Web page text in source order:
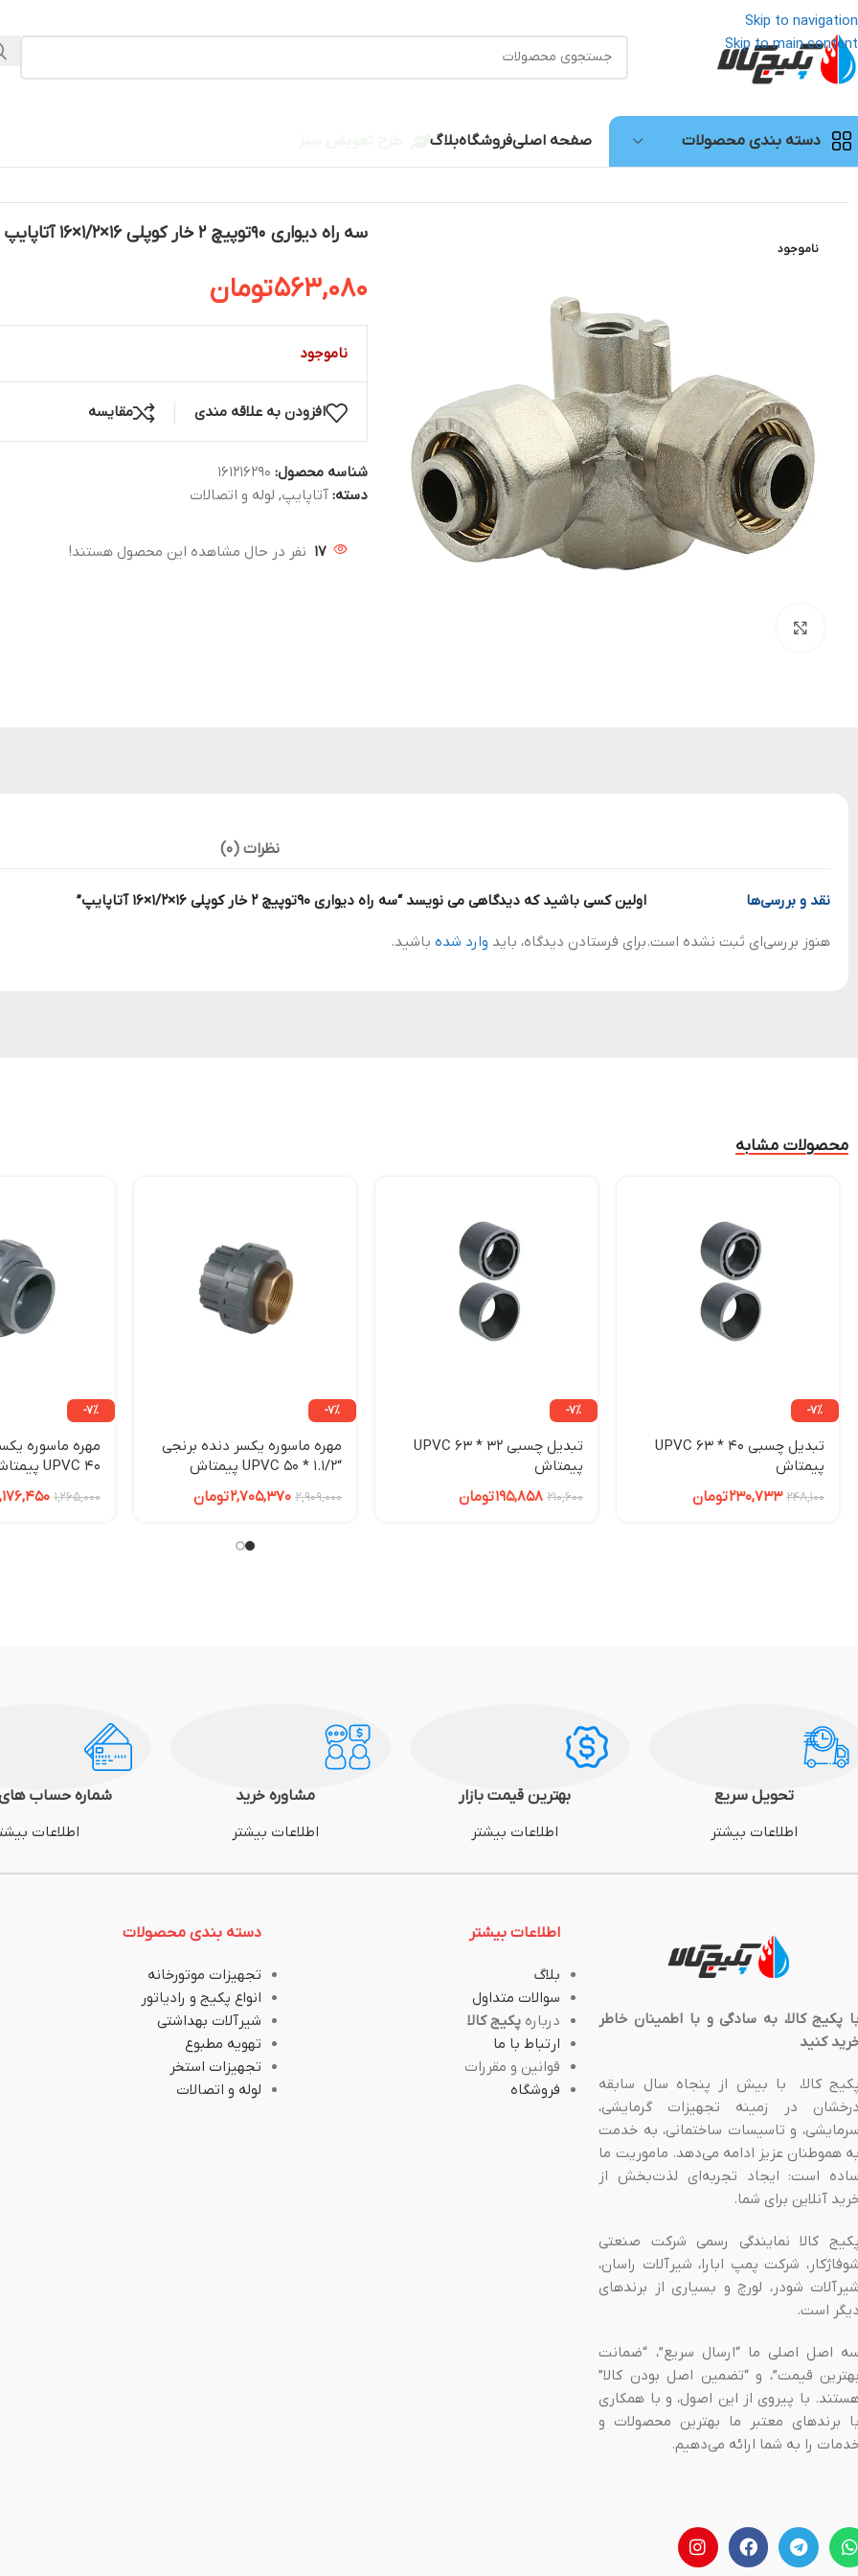
Skip to navigation
Skip to main content
دسته بندی محصولات صفحه اصلیفروشگاهبلاگ
ناموجود
سه راه دیواری 90توپیچ 2 خار کوپلی 16×1/2×16 آتاپایپ
563,080تومان
ناموجود
افزودن به علاقه مندی مقایسه
شناسه محصول: 161216290
دسته: آتاپایپ, لوله و اتصالات
17 نفر در حال مشاهده این محصول هستند!
نظرات (0)
نقد و بررسی‌ها
هنوز بررسی‌ای ثبت نشده است.
اولین کسی باشید که دیدگاهی می نویسد “سه راه دیواری 90توپیچ 2 خار کوپلی 16×1/2×16 آتاپایپ”
برای فرستادن دیدگاه، باید وارد شده باشید.
محصولات مشابه
-7%
تبدیل چسبی 40 * 63 UPVC
پیمتاش
248,100
230,733تومان
-7%
تبدیل چسبی 32 * 63 UPVC
پیمتاش
210,600
195,858تومان
-7%
مهره ماسوره یکسر دنده برنجی
“1.1/2 * 50 UPVC پیمتاش
2,909,000
2,705,370تومان
-7%
40 UPVC پیمتاش
1,265,000
تحویل سریع
اطلاعات بیشتر
بهترین قیمت بازار
اطلاعات بیشتر
مشاوره خرید
اطلاعات بیشتر
شماره حساب های
اطلاعات
پکیج کالا، به سادگی و با اطمینان خاطر
کنید
کالا، با بیش از پنجاه سال سابقه
در زمینه تجهیزات گرمایشی،
و تاسیسات ساختمانی، به خدمت
هموطنان عزیز ادامه می‌دهد. ماموریت ما
است: ایجاد تجربه‌ای لذت‌بخش از
آنلاین برای شما.
کالا نمایندگی رسمی شرکت صنعتی
شرکت پمپ ابارا، شیرآلات راسان،
شودر، لورچ و بسیاری از برندهای
است.
اصل اصلی ما “ارسال سریع”، “ضمانت
قیمت”، و “تضمین اصل بودن کالا”
با پیروی از این اصول، و با همکاری
برندهای معتبر ما بهترین محصولات و
را به شما ارائه می‌دهیم.
اطلاعات بیشتر
بلاگ
سوالات متداول
درباره پکیج کالا
ارتباط با ما
قوانین و مقررات
فروشگاه
دسته بندی محصولات
تجهیزات موتورخانه
انواع پکیج و رادیاتور
شیرآلات بهداشتی
تهویه مطبوع
تجهیزات استخر
لوله و اتصالات